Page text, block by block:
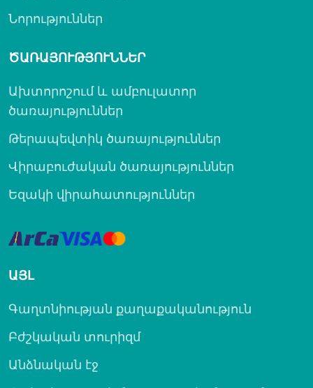
Նորություններ
ԾԱՌԱՅՈՒԹՅՈՒՆՆԵՐ
Ախտորոշում և ամբուլատոր
ծառայություններ
Թերապեվտիկ ծառայություններ
Վիրաբուժական ծառայություններ
Եզակի վիրահատություններ
ԱՅԼ
Գաղտնիության քաղաքականություն
Բժշկական տուրիզմ
Անձնական էջ